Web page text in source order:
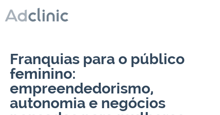
Franquias para o público
feminino:
empreendedorismo,
autonomia e negócios